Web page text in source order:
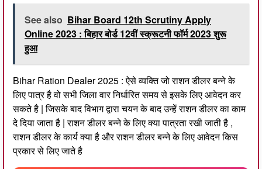
See also Bihar Board 12th Scrutiny Apply
Online 2023 : बिहार बोर्ड 12वीं स्क्रूटनी फॉर्म 2023 शुरू
हुआ
Bihar Ration Dealer 2025 : ऐसे व्यक्ति जो राशन डीलर बन्ने के
लिए पात्र है वो सभी जिला वार निर्धारित समय से इसके लिए आवेदन कर
सकते है | जिसके बाद विभाग द्वारा चयन के बाद उन्हें राशन डीलर का काम
दे दिया जाता है | राशन डीलर बन्ने के लिए क्या पात्रता रखी जाती है ,
राशन डीलर के कार्य क्या है और राशन डीलर बन्ने के लिए आवेदन किस
प्रकार से लिए जाते है